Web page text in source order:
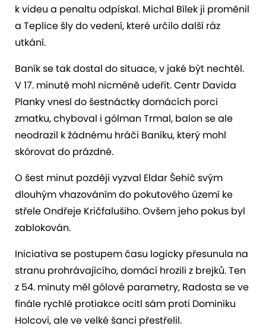
k videu a penaltu odpískal. Michal Bílek ji proměnil
a Teplice šly do vedení, které určilo další ráz
utkání.
Baník se tak dostal do situace, v jaké být nechtěl.
V 17. minutě mohl nicméně udeřit. Centr Davida
Planky vnesl do šestnáctky domácích porci
zmatku, chyboval i gólman Trmal, balon se ale
neodrazil k žádnému hráči Baníku, který mohl
skórovat do prázdné.
O šest minut později vyzval Eldar Šehič svým
dlouhým vhazováním do pokutového území ke
střele Ondřeje Kričfalušiho. Ovšem jeho pokus byl
zablokován.
Iniciativa se postupem času logicky přesunula na
stranu prohrávajícího, domácí hrozili z brejků. Ten
z 54. minuty měl gólové parametry, Radosta se ve
finále rychlé protiakce ocitl sám proti Dominiku
Holcovi, ale ve velké šanci přestřelil.